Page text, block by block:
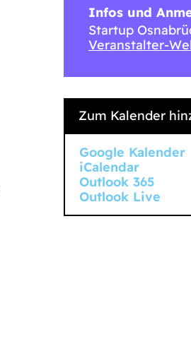
Infos und
Startup
Veranstalter-
Zum Kalender
Google Kalender
iCalendar
Outlook 365
Outlook Live